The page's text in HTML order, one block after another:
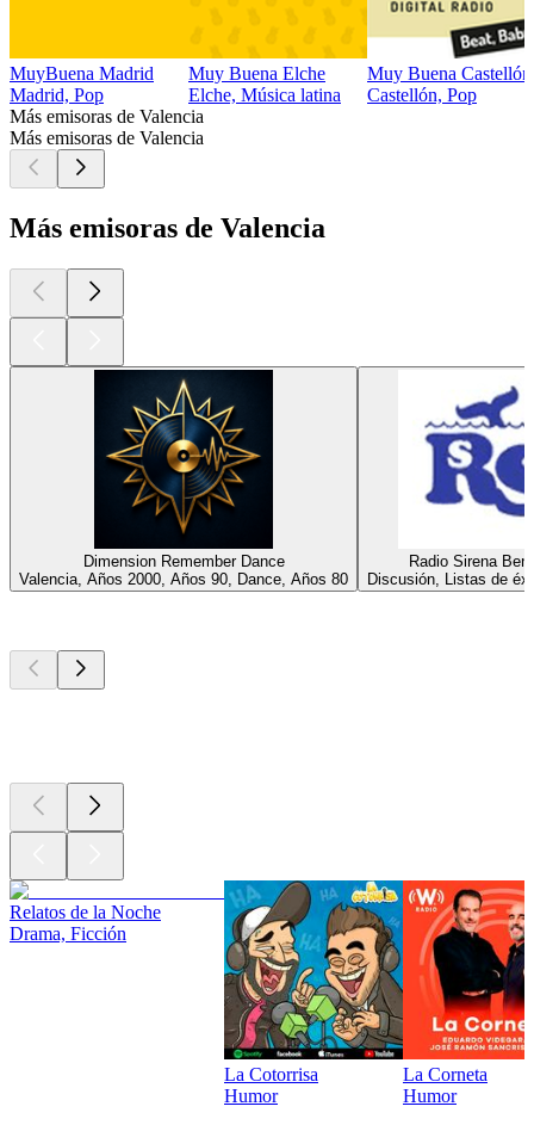
MuyBuena Madrid
Madrid, Pop
Muy Buena Elche
Elche, Música latina
Muy Buena Castellón
Castellón, Pop
Más emisoras de Valencia
Más emisoras de Valencia
Más emisoras de Valencia
Dimension Remember Dance
Valencia, Años 2000, Años 90, Dance, Años 80
Radio Sirena
Discusión, Listas de
Relatos de la Noche
Drama, Ficción
La Cotorrisa
Humor
La Corneta
Humor